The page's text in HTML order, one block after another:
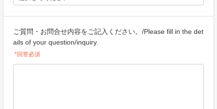
ご質問・お問合せ内容をご記入ください。/Please fill in the det
ails of your question/inquiry.
*回答必須